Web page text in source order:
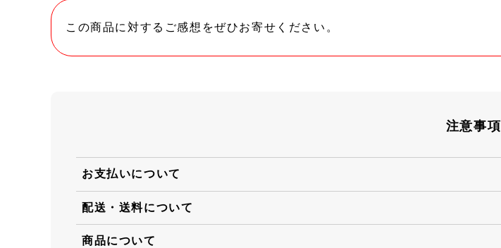
この商品に対するご感想をぜひお寄せください。
注意事項
お支払いについて
配送・送料について
商品について